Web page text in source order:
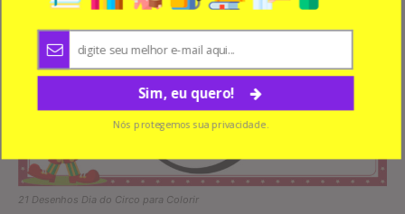
21 Desenhos Dia do Circo para Colorir
Sim, eu quero!
Nós protegemos sua privacidade.